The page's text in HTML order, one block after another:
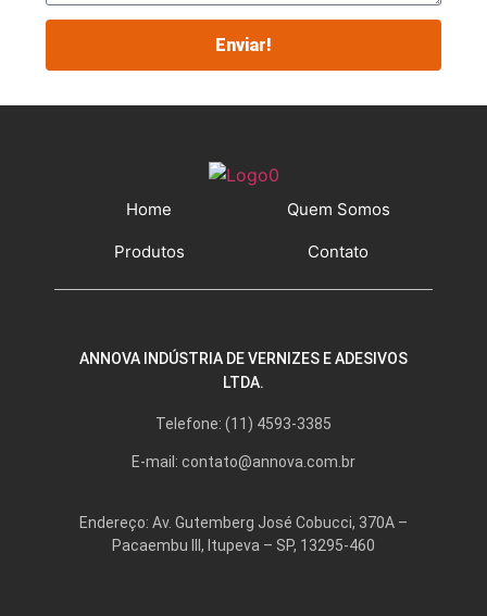
Enviar!
Home Quem Somos
Produtos Contato
ANNOVA INDÚSTRIA DE VERNIZES E ADESIVOS
LTDA.
Telefone: (11) 4593-3385
E-mail: contato@annova.com.br
Endereço: Av. Gutemberg José Cobucci, 370A –
Pacaembu III, Itupeva – SP, 13295-460